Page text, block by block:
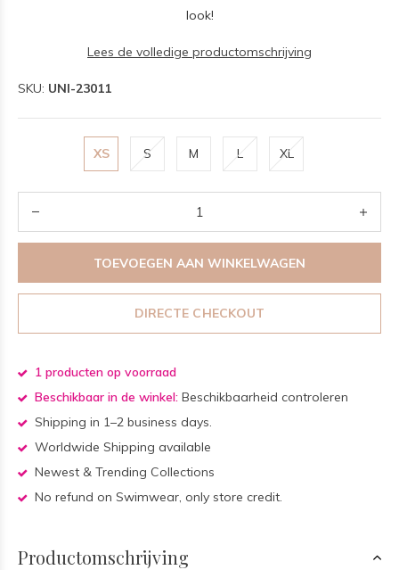
look!
Lees de volledige productomschrijving
SKU: UNI-23011
XS S M L XL
TOEVOEGEN AAN WINKELWAGEN
DIRECTE CHECKOUT
1 producten op voorraad
Beschikbaar in de winkel: Beschikbaarheid controleren
Shipping in 1–2 business days.
Worldwide Shipping available
Newest & Trending Collections
No refund on Swimwear, only store credit.
Productomschrijving